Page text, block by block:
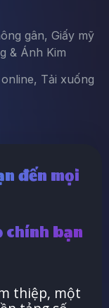
gân, Giấy mỹ
& Ánh Kim
Tải xuống
đến mọi
chính bạn
thiệp, một